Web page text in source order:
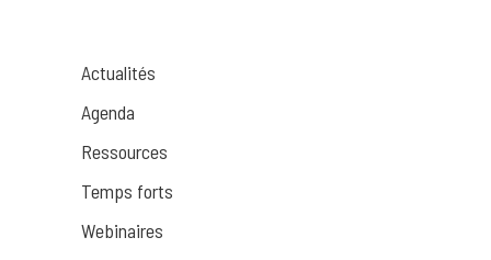
Actualités
Agenda
Ressources
Temps forts
Webinaires